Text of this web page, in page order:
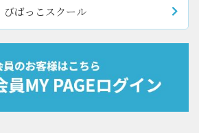
びばっこスクール